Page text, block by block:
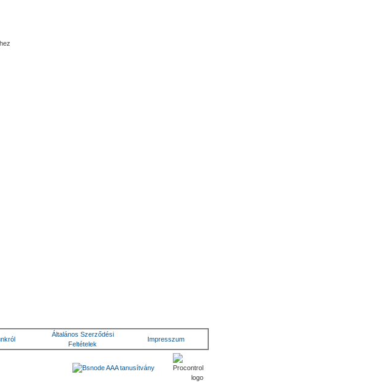
Általános Szerződési
Feltételek
Impresszum